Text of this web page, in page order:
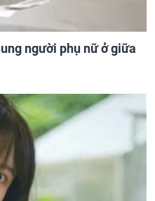
người phụ nữ ở giữa